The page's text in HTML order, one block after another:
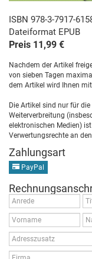
ISBN 978-3-7917-
Dateiformat EPUB
Preis 11,99 €
Nachdem der Artikel
von sieben Tagen
dem Artikel wird Ihnen
Die Artikel sind nur für
Weiterverbreitung
elektronischen Medien)
Verwertungsrechte an
Zahlungsart
PayPal